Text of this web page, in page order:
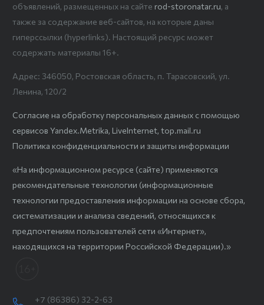
объявлений, размещенных на сайте rod-storonatar.ru, а
также за содержание веб-сайтов, на которые даны
гиперссылки (hyperlinks). Настоящий ресурс может
содержать материалы 16+.
Адрес: 346050, Ростовская область, п. Тарасовский, ул.
Ленина, 120/2
Согласие на обработку персональных данных с помощью
сервисов Yandex.Metrika, LiveInternet, top.mail.ru
Политика конфиденциальности и защиты информации
«На информационном ресурсе (сайте) применяются
рекомендательные технологии (информационные
технологии предоставления информации на основе сбора,
систематизации и анализа сведений, относящихся к
предпочтениям пользователей сети «Интернет»,
находящихся на территории Российской Федерации).»
+7 (86386) 32-2-63